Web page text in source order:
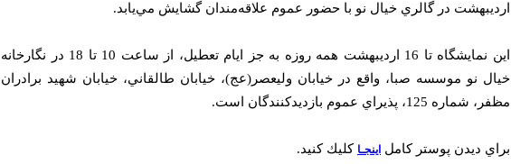
ارديبهشت در گالري خيال نو با حضور عموم علاقه‌مندان گشايش مي‌يابد.
اين نمايشگاه تا 16 ارديبهشت همه روزه به جز ايام تعطيل، از ساعت 10 تا 18 در نگارخانه
خيال نو موسسه صبا، واقع در خيابان وليعصر(عج)، خيابان طالقاني، خيابان شهيد برادران
مظفر، شماره 125، پذيراي عموم بازديدكنندگان است.
براي ديدن پوستر كامل اينجـا كليك كنيد.